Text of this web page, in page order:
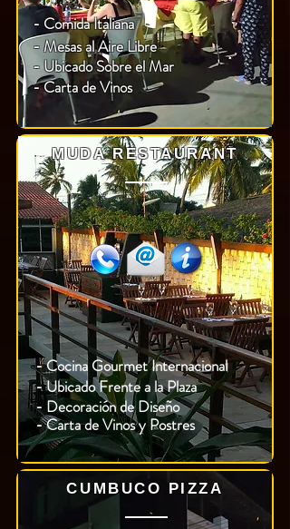
- Comida Italiana
-Mesas al Aire Libre
- Ubicado Sobre el Mar
- Carta de Vinos
MUDA RESTAURANT
- Cocina Gourmet Internacional
- Ubicado Frente a la Plaza
-Decoraciónde Diseño
- Carta de Vinos y Postres
CUMBUCO PIZZA